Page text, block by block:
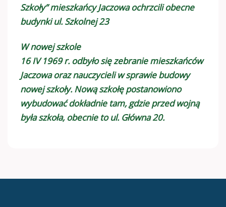
Szkoły” mieszkańcy Jaczowa ochrzcili obecne
budynki ul. Szkolnej 23
W nowej szkole
16 IV 1969 r. odbyło się zebranie mieszkańców
Jaczowa oraz nauczycieli w sprawie budowy
nowej szkoły. Nową szkołę postanowiono
wybudować dokładnie tam, gdzie przed wojną
była szkoła, obecnie to ul. Główna 20.